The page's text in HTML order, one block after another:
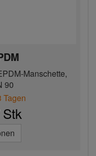
Manschette,
90
Tagen